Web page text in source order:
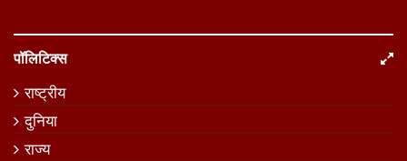
पॉलिटिक्स
राष्ट्रीय
दुनिया
राज्य